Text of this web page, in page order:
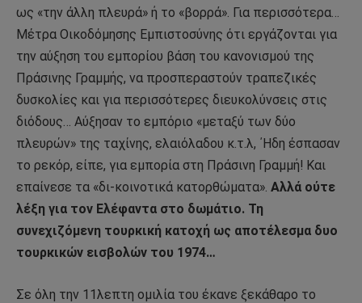
ως «την άλλη πλευρά» ή το «βορρά». Για περισσότερα…
Μέτρα Οικοδόμησης Εμπιστοσύνης ότι εργάζονται για
την αύξηση του εμπορίου βάση του κανονισμού της
Πράσινης Γραμμής, να προσπεραστούν τραπεζικές
δυσκολίες και για περισσότερες διευκολύνσεις στις
διόδους… Αύξησαν το εμπόριο «μεταξύ των δύο
πλευρών» της ταχίνης, ελαιόλαδου κ.τ.λ, ΄Ηδη έσπασαν
το ρεκόρ, είπε, για εμπορία στη Πράσινη Γραμμή! Και
επαίνεσε τα «δι-κοινοτικά κατορθώματα». Αλλά ούτε
λέξη για τον Ελέφαντα στο δωμάτιο. Τη
συνεχιζόμενη τουρκική κατοχή ως αποτέλεσμα δυο
τουρκικών εισβολών του 1974…
Σε όλη την 11λεπτη ομιλία του έκανε ξεκάθαρο το